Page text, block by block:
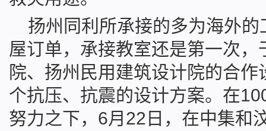
扬州同利所承接的多为海外
屋订单，承接教室还是第一次
院、扬州民用建筑设计院的合
个抗压、抗震的设计方案。在
努力之下，6月22日，在中集和